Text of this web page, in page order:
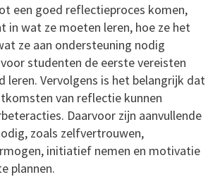
een goed reflectieproces komen,
in wat ze moeten leren, hoe ze het
ze aan ondersteuning nodig
studenten de eerste vereisten
leren. Vervolgens is het belangrijk dat
van reflectie kunnen
Daarvoor zijn aanvullende
zoals zelfvertrouwen,
initiatief nemen en motivatie
plannen.